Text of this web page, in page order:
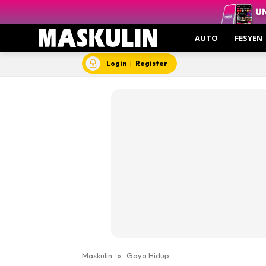
AUTO FESYEN
Login | Register
Maskulin » Gaya Hidup